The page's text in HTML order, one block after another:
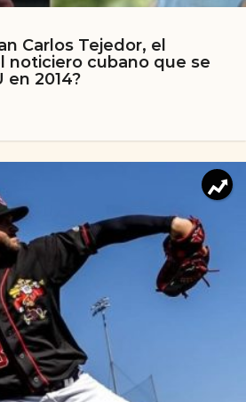
Carlos Tejedor, el
noticiero cubano que se
en 2014?